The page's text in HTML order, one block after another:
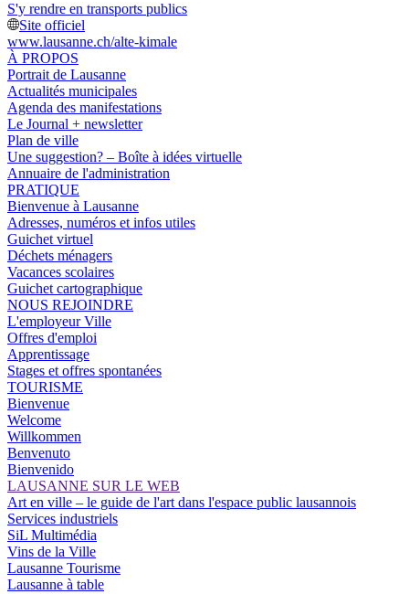
S'y rendre en transports publics
Site officiel
www.lausanne.ch/alte-kimale
À PROPOS
Portrait de Lausanne
Actualités municipales
Agenda des manifestations
Le Journal + newsletter
Plan de ville
Une suggestion? – Boîte à idées virtuelle
Annuaire de l'administration
PRATIQUE
Bienvenue à Lausanne
Adresses, numéros et infos utiles
Guichet virtuel
Déchets ménagers
Vacances scolaires
Guichet cartographique
NOUS REJOINDRE
L'employeur Ville
Offres d'emploi
Apprentissage
Stages et offres spontanées
TOURISME
Bienvenue
Welcome
Willkommen
Benvenuto
Bienvenido
LAUSANNE SUR LE WEB
Art en ville – le guide de l'art dans l'espace public lausannois
Services industriels
SiL Multimédia
Vins de la Ville
Lausanne Tourisme
Lausanne à table